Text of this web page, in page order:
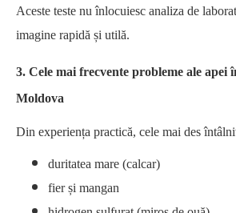
Aceste teste nu înlocuiesc analiza de
imagine rapidă și utilă.
3. Cele mai frecvente probleme ale apei
Moldova
Din experiența practică, cele mai des
duritatea mare (calcar)
fier și mangan